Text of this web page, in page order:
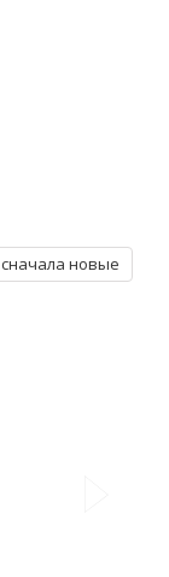
сначала новые